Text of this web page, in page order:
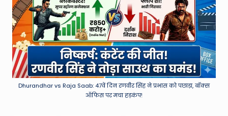
e
a
t
h
er
Dhurandhar vs Raja Saab: 47वें दिन रणवीर सिंह ने प्रभास को पछाड़ा, बॉक्स
ऑफिस पर मचा हड़कंप!